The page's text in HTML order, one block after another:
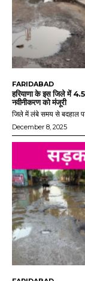
FARIDABAD
हरियाणा के इस जिले में
नवीनीकरण को मंजूरी
जिले में लंबे समय से बदहाल
December 8, 2025